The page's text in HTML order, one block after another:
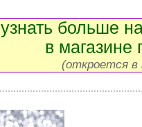
узнать больше
в магазине
(откроется в